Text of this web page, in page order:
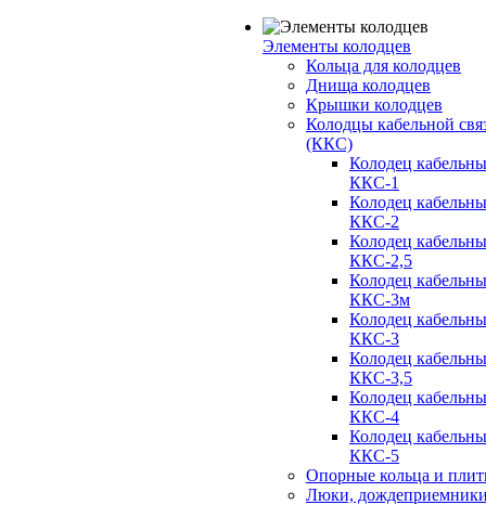
Элементы колодцев
Кольца для колодцев
Днища колодцев
Крышки колодцев
Колодцы кабельной
(ККС)
Колодец
ККС-1
Колодец
ККС-2
Колодец
ККС-2,5
Колодец
ККС-3м
Колодец
ККС-3
Колодец
ККС-3,5
Колодец
ККС-4
Колодец
ККС-5
Опорные кольца и
Люки,